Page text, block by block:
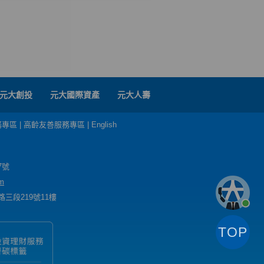
元大創投 元大國際資產 元大人壽
區 高齡友善服務專區 English
號
三段219號11樓
TOP